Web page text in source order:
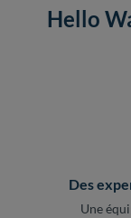
Hello
Des
Une